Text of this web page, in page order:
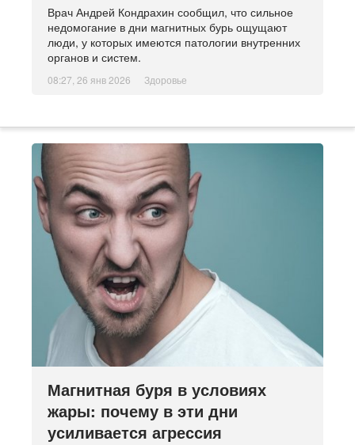
Врач Андрей Кондрахин сообщил, что сильное
недомогание в дни магнитных бурь ощущают
люди, у которых имеются патологии внутренних
органов и систем.
08:27, 26 янв 2026 Здоровье
Магнитная буря в условиях
жары: почему в эти дни
усиливается агрессия